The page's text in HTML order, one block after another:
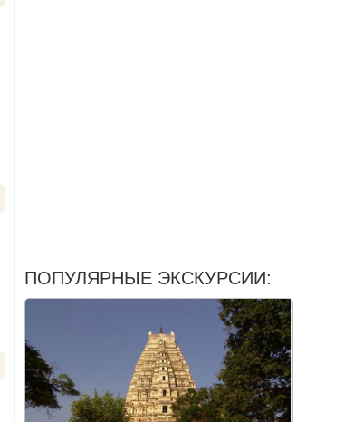
ПОПУЛЯРНЫЕ ЭКСКУРСИИ: